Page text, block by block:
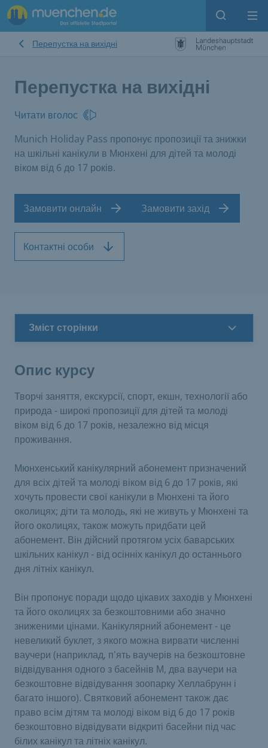
Open
Перепустка на вихідні
Перепустка на вихідні
Читати вголос
Munich Holiday Pass пропонує пропозиції та знижки
на шкільні канікули в Мюнхені для дітей та молоді
віком від 6 до 17 років.
Замовити онлайн Замовити захід
Контактні особи
Зміст сторінки
Опис курсу
Творчі заняття, екскурсії, спорт, екшн, технології або
природа - широкі пропозиції для дітей та молоді
віком від 6 до 17 років, незалежно від місця
проживання.
Мюнхенський канікулярний абонемент призначений
для всіх дітей та молоді віком від 6 до 17 років, які
хочуть провести свої канікули в Мюнхені та його
околицях; діти та молодь, які не живуть у Мюнхені та
його околицях, також можуть придбати цей
абонемент. Він дійсний протягом усіх баварських
шкільних канікул - від осінніх канікул до останнього
дня літніх канікул.
Він пропонує поради щодо цікавих заходів у Мюнхені
та його околицях за безкоштовними або значно
зниженими цінами. Канікулярний абонемент - це
невеликий буклет, з якого можна вирвати численні
ваучери (наприклад, п'ять ваучерів на безкоштовне
відвідування одного з басейнів М, два ваучери на
безкоштовне відвідування зоопарку Хеллабрунн і
багато іншого). Святковий абонемент також дає
право всім дітям та молоді віком від 6 до 17 років
безкоштовно відвідувати відкриті басейни під час
білих канікул та літніх канікул.